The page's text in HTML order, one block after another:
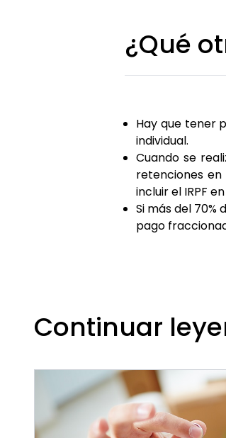
¿Qué
Hay que tener
individual.
Cuando se
retenciones
incluir el IRPF
Si más del
pago
Continuar